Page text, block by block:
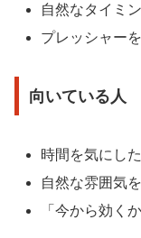
自然なタイミ
プレッシャー
向いている人
時間を気にし
自然な雰囲気
「今から効く